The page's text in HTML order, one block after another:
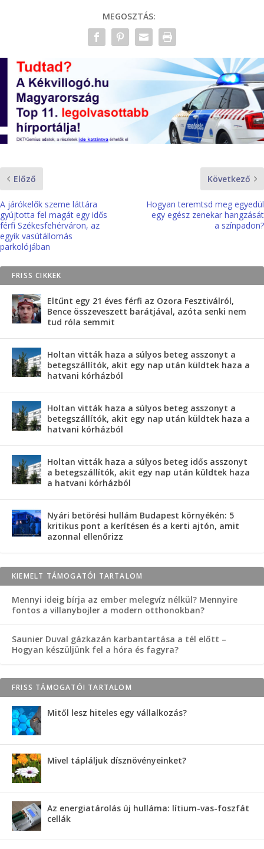
MEGOSZTÁS:
Előző
A járókelők szeme láttára
gyújtotta fel magát egy idős
férfi Székesfehérváron, az
egyik vasútállomás
parkolójában
Következő
Hogyan teremtsd meg egyedül
egy egész zenekar hangzását
a színpadon?
FRISS CIKKEK
Eltűnt egy 21 éves férfi az Ozora Fesztiválról,
Bence összeveszett barátjával, azóta senki nem
tud róla semmit
Holtan vitták haza a súlyos beteg asszonyt a
betegszállítók, akit egy nap után küldtek haza a
hatvani kórházból
Holtan vitták haza a súlyos beteg asszonyt a
betegszállítók, akit egy nap után küldtek haza a
hatvani kórházból
Holtan vitták haza a súlyos beteg idős asszonyt
a betegszállítók, akit egy nap után küldtek haza
a hatvani kórházból
Nyári betörési hullám Budapest környékén: 5
kritikus pont a kerítésen és a kerti ajtón, amit
azonnal ellenőrizz
KIEMELT TÁMOGATÓI TARTALOM
Mennyi ideig bírja az ember melegvíz nélkül? Mennyire
fontos a villanybojler a modern otthonokban?
Saunier Duval gázkazán karbantartása a tél előtt –
Hogyan készüljünk fel a hóra és fagyra?
FRISS TÁMOGATÓI TARTALOM
Mitől lesz hiteles egy vállalkozás?
Mivel tápláljuk dísznövényeinket?
Az energiatárolás új hulláma: lítium-vas-foszfát
cellák